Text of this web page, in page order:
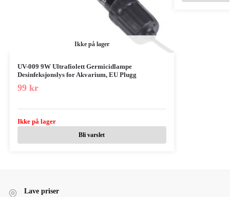
Ikke på lager
UV-009 9W Ultrafiolett Germicidlampe
Desinfeksjonslys for Akvarium, EU Plugg
99 kr
Ikke på lager
Bli varslet
Lave priser